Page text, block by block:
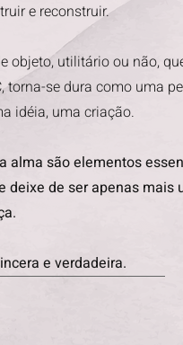
e reconstruir.
objeto, utilitário ou não,
torna-se dura como uma
idéia, uma criação.
alma são elementos
deixe de ser apenas mais
e verdadeira.